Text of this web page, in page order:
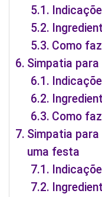
Como
Simpatia
Como
Simpatia
uma festa